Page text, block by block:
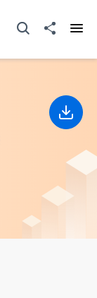
打開搜尋器分享至
下載